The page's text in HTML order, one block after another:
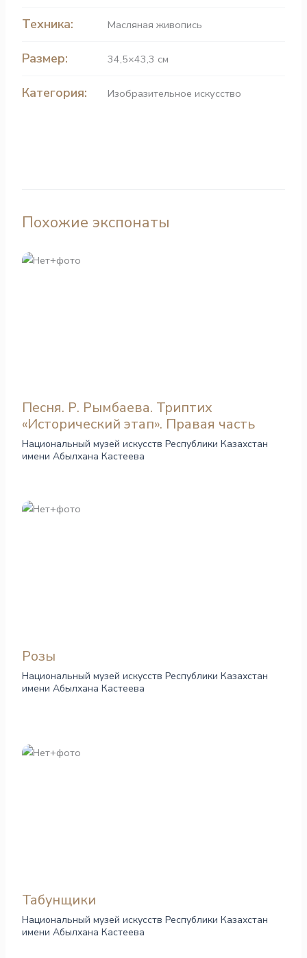
Техника: Масляная живопись
Размер: 34,5×43,3 см
Категория: Изобразительное искусство
Похожие экспонаты
Песня. Р. Рымбаева. Триптих
«Исторический этап». Правая часть
Национальный музей искусств Республики Казахстан
имени Абылхана Кастеева
Розы
Национальный музей искусств Республики Казахстан
имени Абылхана Кастеева
Табунщики
Национальный музей искусств Республики Казахстан
имени Абылхана Кастеева